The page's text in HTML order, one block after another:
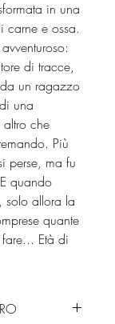
in una
carne e ossa.
di tracce,
un ragazzo
una
che
Più
perse, ma fu
quando
solo allora la
quante
Età di